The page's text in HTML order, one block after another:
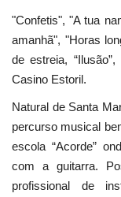
"Confetis", "A tua
amanhã", "Horas
de estreia,
Casino Estoril.
Natural de Santa
percurso musical
escola “Acorde”
com a guitarra.
profissional de